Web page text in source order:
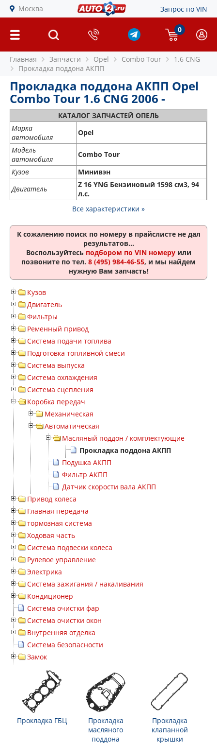
Москва Запрос по VIN
0
Главная Запчасти Opel Combo Tour
1.6 CNG
Прокладка поддона АКПП
Прокладка поддона АКПП Opel
Combo Tour 1.6 CNG 2006 -
КАТАЛОГ ЗАПЧАСТЕЙ ОПЕЛЬ
Марка
автомобиля
Opel
Модель
автомобиля
Combo Tour
Кузов
Минивэн
Двигатель
Z 16 YNG Бензиновый 1598 см3, 94
л.с.
Все характеристики »
К сожалению поиск по номеру в прайслисте не дал
результатов...
Воспользуйтесь подбором по VIN номеруили
позвоните по тел. 8 (495) 984-46-55, и мы найдем
нужную Вам запчасть!
Кузов
Двигатель
Фильтры
Ременный привод
Система подачи топлива
Подготовка топливной смеси
Система выпуска
Система охлаждения
Система сцепления
Коробка передач
Механическая
Автоматическая
Масляный поддон / комплектующие
Прокладка поддона АКПП
Подушка АКПП
Фильтр АКПП
Датчик скорости вала АКПП
Привод колеса
Главная передача
тормозная система
Ходовая часть
Система подвески колеса
Рулевое управление
Электрика
Система зажигания / накаливания
Кондиционер
Система очистки фар
Система очистки окон
Внутренняя отделка
Система безопасности
Замок
Прокладка ГБЦ
Прокладка
масляного
поддона
Прокладка
клапанной
крышки